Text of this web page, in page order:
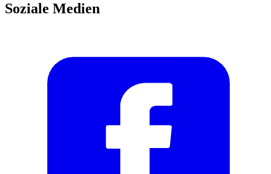
Soziale Medien